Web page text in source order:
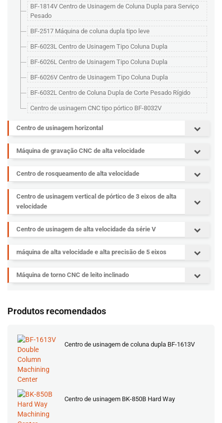
BF-1814V Centro de Usinagem de Coluna Dupla para Serviço
Pesado
BF-2517 Máquina de coluna dupla tipo leve
BF-6023L Centro de Usinagem Tipo Coluna Dupla
BF-6026L Centro de Usinagem Tipo Coluna Dupla
BF-6026V Centro de Usinagem Tipo Coluna Dupla
BF-6032L Centro de Coluna Dupla de Corte Pesado Rígido
Centro de usinagem CNC tipo pórtico BF-8032V
Centro de usinagem horizontal
Máquina de gravação CNC de alta velocidade
Centro de rosqueamento de alta velocidade
Centro de usinagem vertical de pórtico de 3 eixos de alta
velocidade
Centro de usinagem de alta velocidade da série V
máquina de alta velocidade e alta precisão de 5 eixos
Máquina de torno CNC de leito inclinado
Produtos recomendados
Centro de usinagem de coluna dupla BF-1613V
Centro de usinagem BK-850B Hard Way